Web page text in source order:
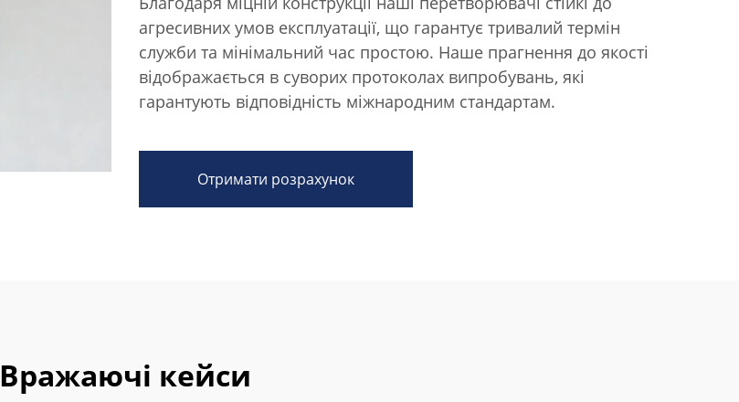
агресивних умов експлуатації, що гарантує тривалий термін
служби та мінімальний час простою. Наше прагнення до якості
відображається в суворих протоколах випробувань, які
гарантують відповідність міжнародним стандартам.
Отримати розрахунок
Вражаючі кейси